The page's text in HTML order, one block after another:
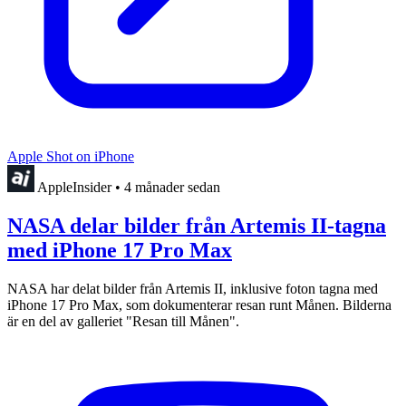
Apple Shot on iPhone
AppleInsider • 4 månader sedan
NASA delar bilder från Artemis II-tagna
med iPhone 17 Pro Max
NASA har delat bilder från Artemis II, inklusive foton tagna med
iPhone 17 Pro Max, som dokumenterar resan runt Månen. Bilderna
är en del av galleriet "Resan till Månen".